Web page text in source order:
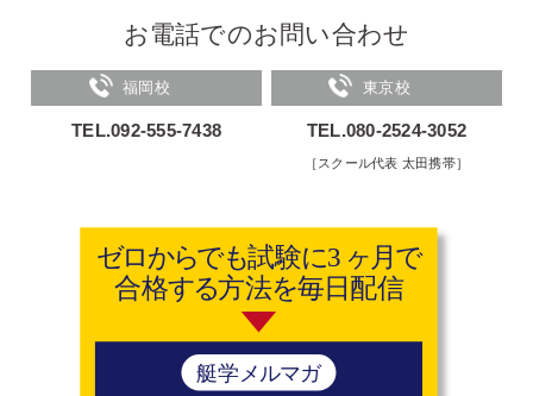
お電話でのお問い合わせ
福岡校
TEL.092-555-7438
東京校
TEL.080-2524-3052
［スクール代表 太田携帯］